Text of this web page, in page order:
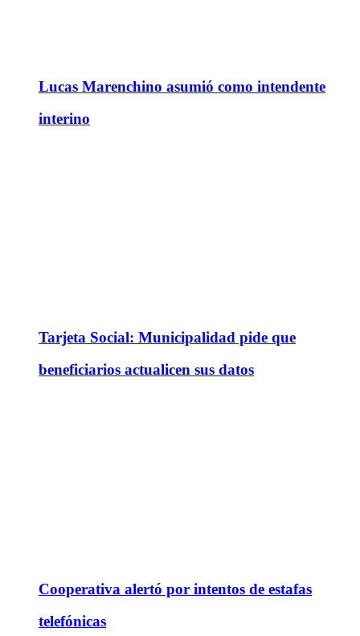
Lucas Marenchino asumió como intendente
interino
Tarjeta Social: Municipalidad pide que
beneficiarios actualicen sus datos
Cooperativa alertó por intentos de estafas
telefónicas